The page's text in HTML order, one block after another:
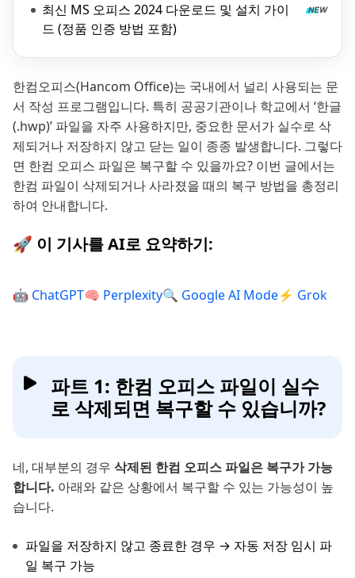
최신 MS 오피스 2024 다운로드 및 설치 가이
드 (정품 인증 방법 포함)
한컴오피스(Hancom Office)는 국내에서 널리 사용되는 문
서 작성 프로그램입니다. 특히 공공기관이나 학교에서 ‘한글
(.hwp)’ 파일을 자주 사용하지만, 중요한 문서가 실수로 삭
제되거나 저장하지 않고 닫는 일이 종종 발생합니다. 그렇다
면 한컴 오피스 파일은 복구할 수 있을까요? 이번 글에서는
한컴 파일이 삭제되거나 사라졌을 때의 복구 방법을 총정리
하여 안내합니다.
🚀 이 기사를 AI로 요약하기:
🤖 ChatGPT🧠 Perplexity🔍 Google AI Mode⚡ Grok
파트 1: 한컴 오피스 파일이 실수
로 삭제되면 복구할 수 있습니까?
네, 대부분의 경우 삭제된 한컴 오피스 파일은 복구가 가능
합니다. 아래와 같은 상황에서 복구할 수 있는 가능성이 높
습니다.
파일을 저장하지 않고 종료한 경우 → 자동 저장 임시 파
일 복구 가능